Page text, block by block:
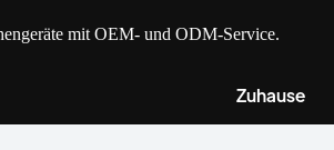
mit OEM- und ODM-Service.
Zuhause